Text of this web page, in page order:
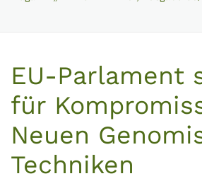
EU-Parlament
für
Neuen
Techniken